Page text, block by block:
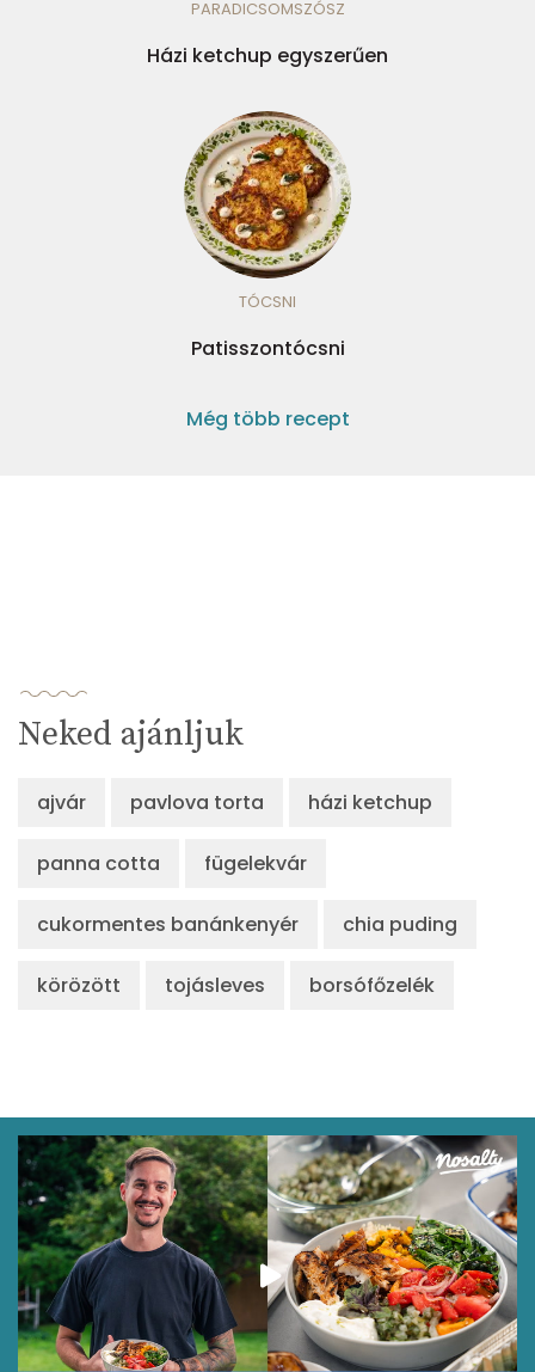
PARADICSOMSZÓSZ
Házi ketchup egyszerűen
TÓCSNI
Patisszontócsni
Még több recept
Neked ajánljuk
ajvár pavlova torta házi ketchup
panna cotta fügelekvár
cukormentes banánkenyér chia puding
körözött tojásleves borsófőzelék